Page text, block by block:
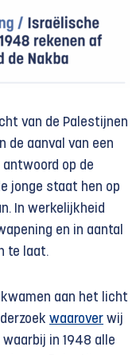
van de Palestijnen
de aanval van een
antwoord op de
jonge staat hen op
In werkelijkheid
en in aantal
te laat.
kwamen aan het licht
waarover wij
waarbij in 1948 alle